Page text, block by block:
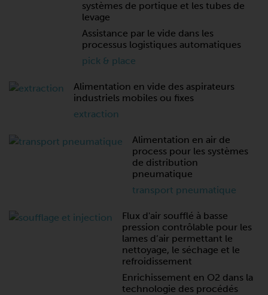
systèmes de portique et les tubes de
levage
Assistance par le vide dans les
processus logistiques automatiques
pick & place
Alimentation en vide des aspirateurs
industriels mobiles ou fixes
extraction
Alimentation en air de
process pour les systèmes
de distribution
pneumatique
transport pneumatique
Flux d'air soufflé à basse
pression contrôlable pour les
lames d’air permettant le
nettoyage, le séchage et le
refroidissement
Enrichissement en O2 dans la
technologie des procédés